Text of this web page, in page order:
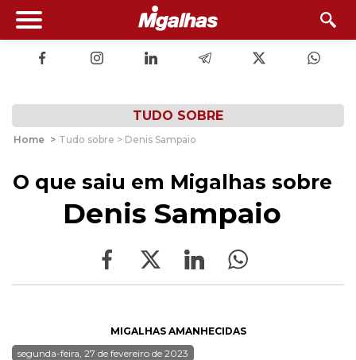
TUDO SOBRE
Home > Tudo sobre > Denis Sampaio
O que saiu em Migalhas sobre
Denis Sampaio
MIGALHAS AMANHECIDAS
segunda-feira, 27 de fevereiro de 2023